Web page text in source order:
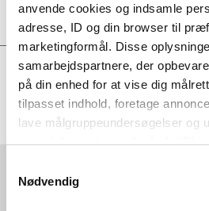
anvende cookies og indsamle
adresse, ID og din browser til
marketingformål. Disse
samarbejdspartnere, der
på din enhed for at vise dig
tilpasset indhold, foretage
lave målgruppeundersøgelser og
mere information under
tilbage eller ændre indstillinger fra
Nødvendig
Find mere om
Læringskultur Utilsigtede
Nyeste nyheder